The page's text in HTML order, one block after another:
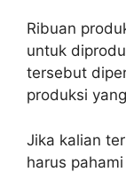
Ribuan
untuk
tersebut
produksi
Jika kalian
harus